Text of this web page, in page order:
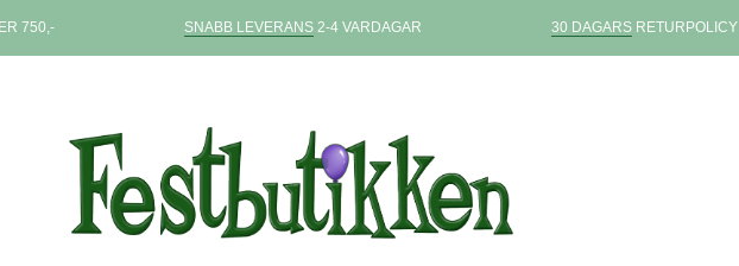
750,- SNABB LEVERANS2-4 VARDAGAR 30 DAGARSRETURPOLICY